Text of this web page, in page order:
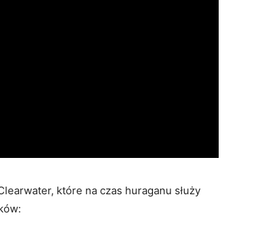
które na czas huraganu służy